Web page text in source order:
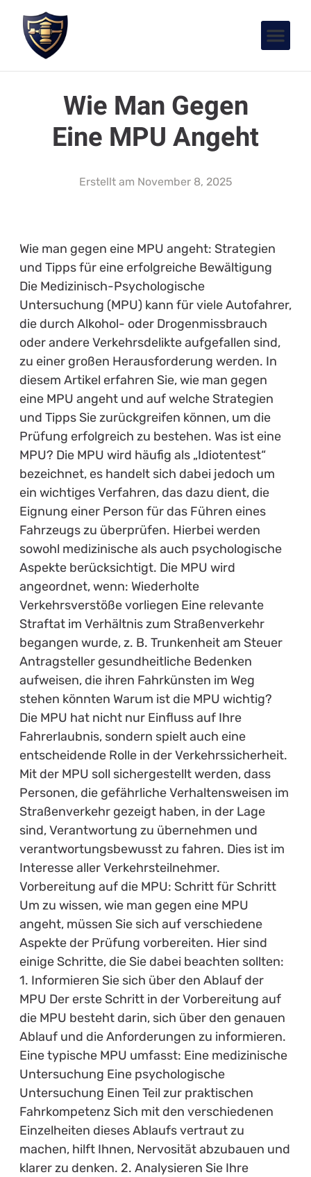
Wie Man Gegen
Eine MPU Angeht
Erstellt am November 8, 2025
Wie man gegen eine MPU angeht: Strategien
und Tipps für eine erfolgreiche Bewältigung
Die Medizinisch-Psychologische
Untersuchung (MPU) kann für viele Autofahrer,
die durch Alkohol- oder Drogenmissbrauch
oder andere Verkehrsdelikte aufgefallen sind,
zu einer großen Herausforderung werden. In
diesem Artikel erfahren Sie, wie man gegen
eine MPU angeht und auf welche Strategien
und Tipps Sie zurückgreifen können, um die
Prüfung erfolgreich zu bestehen. Was ist eine
MPU? Die MPU wird häufig als „Idiotentest“
bezeichnet, es handelt sich dabei jedoch um
ein wichtiges Verfahren, das dazu dient, die
Eignung einer Person für das Führen eines
Fahrzeugs zu überprüfen. Hierbei werden
sowohl medizinische als auch psychologische
Aspekte berücksichtigt. Die MPU wird
angeordnet, wenn: Wiederholte
Verkehrsverstöße vorliegen Eine relevante
Straftat im Verhältnis zum Straßenverkehr
begangen wurde, z. B. Trunkenheit am Steuer
Antragsteller gesundheitliche Bedenken
aufweisen, die ihren Fahrkünsten im Weg
stehen könnten Warum ist die MPU wichtig?
Die MPU hat nicht nur Einfluss auf Ihre
Fahrerlaubnis, sondern spielt auch eine
entscheidende Rolle in der Verkehrssicherheit.
Mit der MPU soll sichergestellt werden, dass
Personen, die gefährliche Verhaltensweisen im
Straßenverkehr gezeigt haben, in der Lage
sind, Verantwortung zu übernehmen und
verantwortungsbewusst zu fahren. Dies ist im
Interesse aller Verkehrsteilnehmer.
Vorbereitung auf die MPU: Schritt für Schritt
Um zu wissen, wie man gegen eine MPU
angeht, müssen Sie sich auf verschiedene
Aspekte der Prüfung vorbereiten. Hier sind
einige Schritte, die Sie dabei beachten sollten:
1. Informieren Sie sich über den Ablauf der
MPU Der erste Schritt in der Vorbereitung auf
die MPU besteht darin, sich über den genauen
Ablauf und die Anforderungen zu informieren.
Eine typische MPU umfasst: Eine medizinische
Untersuchung Eine psychologische
Untersuchung Einen Teil zur praktischen
Fahrkompetenz Sich mit den verschiedenen
Einzelheiten dieses Ablaufs vertraut zu
machen, hilft Ihnen, Nervosität abzubauen und
klarer zu denken. 2. Analysieren Sie Ihre